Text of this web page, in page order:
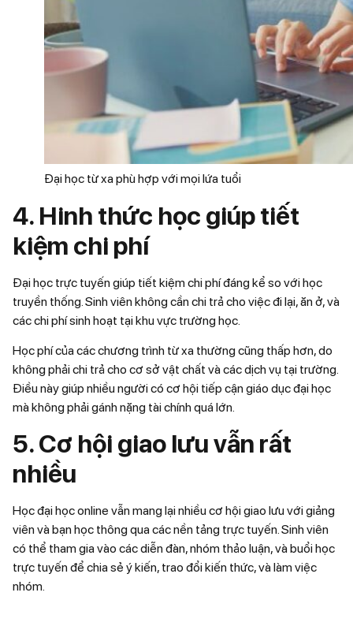
Đại học từ xa phù hợp với mọi lứa tuổi
4. Hinh thức học giúp tiết
kiệm chi phí
Đại học trực tuyến giúp tiết kiệm chi phí đáng kể so với học
truyền thống. Sinh viên không cần chi trả cho việc đi lại, ăn ở, và
các chi phí sinh hoạt tại khu vực trường học.
Học phí của các chương trình từ xa thường cũng thấp hơn, do
không phải chi trả cho cơ sở vật chất và các dịch vụ tại trường.
Điều này giúp nhiều người có cơ hội tiếp cận giáo dục đại học
mà không phải gánh nặng tài chính quá lớn.
5. Cơ hội giao lưu vẫn rất
nhiều
Học đại học online vẫn mang lại nhiều cơ hội giao lưu với giảng
viên và bạn học thông qua các nền tảng trực tuyến. Sinh viên
có thể tham gia vào các diễn đàn, nhóm thảo luận, và buổi học
trực tuyến để chia sẻ ý kiến, trao đổi kiến thức, và làm việc
nhóm.